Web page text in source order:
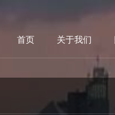
首页 关于我们